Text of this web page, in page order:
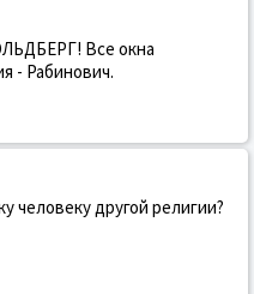
Все окна
- Рабинович.
человеку другой религии?